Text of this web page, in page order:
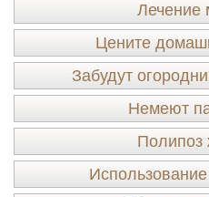
Лечение
Цените
Забудут
Немеют
Полипоз